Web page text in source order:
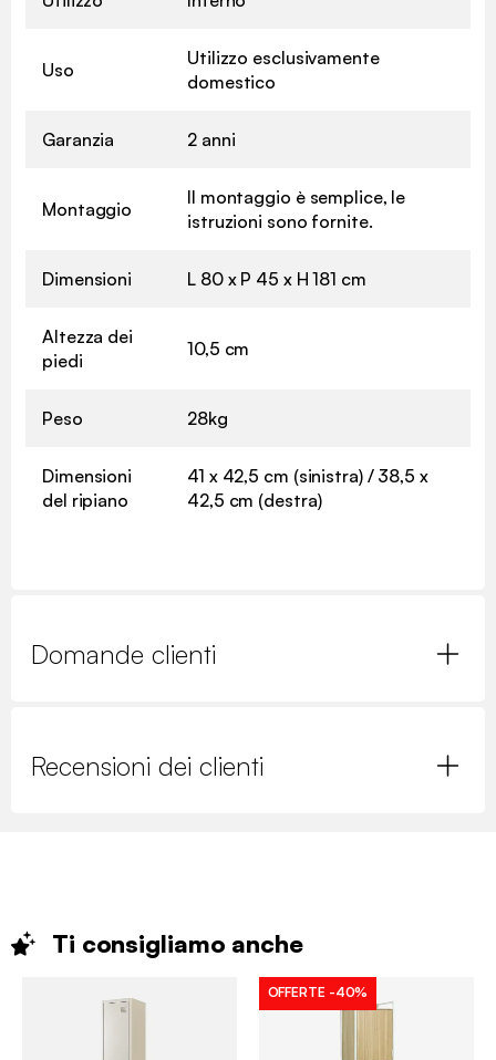
Uso
Utilizzo esclusivamente
domestico
Garanzia 2 anni
Montaggio
Il montaggio è semplice, le
istruzioni sono fornite.
Dimensioni L 80 x P 45 x H 181 cm
Altezza dei
piedi
10,5 cm
Peso 28kg
Dimensioni
del ripiano
41 x 42,5 cm (sinistra) / 38,5 x
42,5 cm (destra)
Domande clienti
Recensioni dei clienti
Ti consigliamo anche
OFFERTE -40%